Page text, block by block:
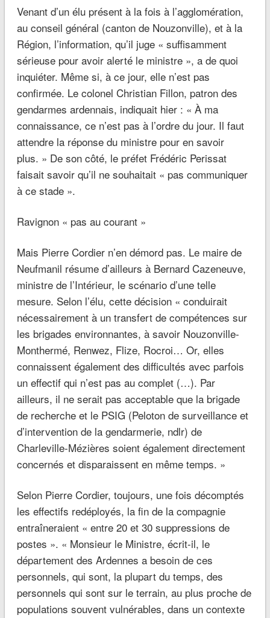
Venant d’un élu présent à la fois à l’agglomération,
au conseil général (canton de Nouzonville), et à la
Région, l’information, qu’il juge « suffisamment
sérieuse pour avoir alerté le ministre », a de quoi
inquiéter. Même si, à ce jour, elle n’est pas
confirmée. Le colonel Christian Fillon, patron des
gendarmes ardennais, indiquait hier : « À ma
connaissance, ce n’est pas à l’ordre du jour. Il faut
attendre la réponse du ministre pour en savoir
plus. » De son côté, le préfet Frédéric Perissat
faisait savoir qu’il ne souhaitait « pas communiquer
à ce stade ».
Ravignon « pas au courant »
Mais Pierre Cordier n’en démord pas. Le maire de
Neufmanil résume d’ailleurs à Bernard Cazeneuve,
ministre de l’Intérieur, le scénario d’une telle
mesure. Selon l’élu, cette décision « conduirait
nécessairement à un transfert de compétences sur
les brigades environnantes, à savoir Nouzonville-
Monthermé, Renwez, Flize, Rocroi… Or, elles
connaissent également des difficultés avec parfois
un effectif qui n’est pas au complet (…). Par
ailleurs, il ne serait pas acceptable que la brigade
de recherche et le PSIG (Peloton de surveillance et
d’intervention de la gendarmerie, ndlr) de
Charleville-Mézières soient également directement
concernés et disparaissent en même temps. »
Selon Pierre Cordier, toujours, une fois décomptés
les effectifs redéployés, la fin de la compagnie
entraîneraient « entre 20 et 30 suppressions de
postes ». « Monsieur le Ministre, écrit-il, le
département des Ardennes a besoin de ces
personnels, qui sont, la plupart du temps, des
personnels qui sont sur le terrain, au plus proche de
populations souvent vulnérables, dans un contexte